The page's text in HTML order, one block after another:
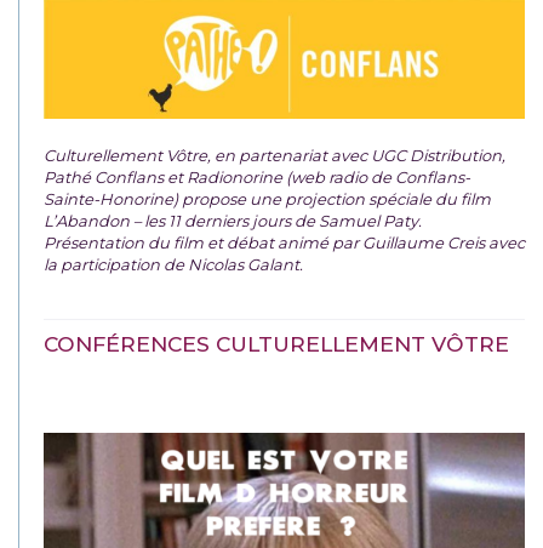
Culturellement Vôtre, en partenariat avec UGC Distribution,
Pathé Conflans et Radionorine (web radio de Conflans-
Sainte-Honorine) propose une projection spéciale du film
L’Abandon – les 11 derniers jours de Samuel Paty.
Présentation du film et débat animé par Guillaume Creis avec
la participation de Nicolas Galant.
CONFÉRENCES CULTURELLEMENT VÔTRE